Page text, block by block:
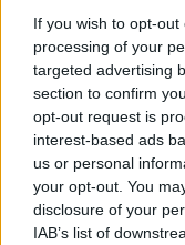
If you wish to opt-
processing of your
targeted advertising
section to confirm
opt-out request is
interest-based ads
us or personal
your opt-out. You
disclosure of your
IAB’s list of
Helyi hírek